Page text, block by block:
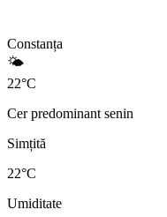
Constanța
🌤️
22°C
Cer predominant senin
Simțită
22°C
Umiditate